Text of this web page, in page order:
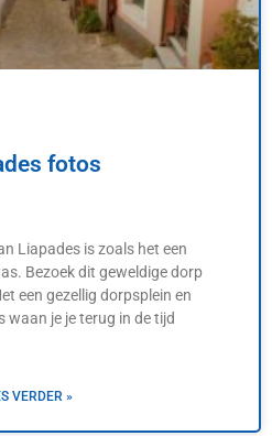
fotos
Liapades is zoals het een
Bezoek dit geweldige dorp
een gezellig dorpsplein en
waan je je terug in de tijd
VERDER »